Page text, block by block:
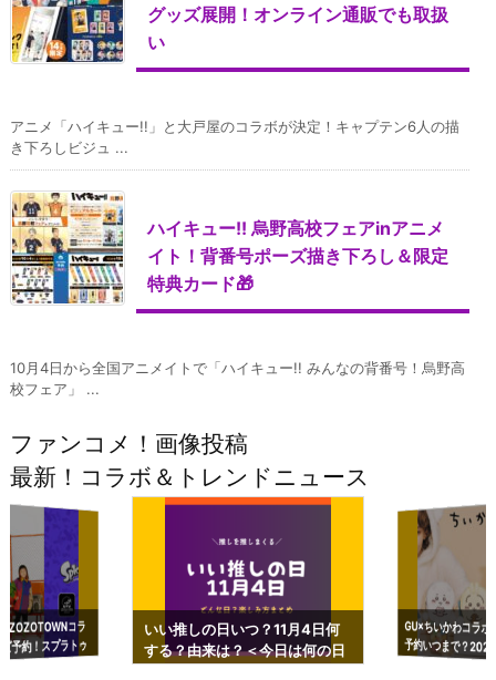
グッズ展開！オンライン通販でも取扱
い
アニメ「ハイキュー!!」と大戸屋のコラボが決定！キャプテン6人の描
き下ろしビジュ ...
ハイキュー!! 烏野高校フェアinアニメ
イト！背番号ポーズ描き下ろし＆限定
特典カード🎁
10月4日から全国アニメイトで「ハイキュー!! みんなの背番号！烏野高
校フェア」 ...
ファンコメ！画像投稿
最新！コラボ＆トレンドニュース
コラ
予約！スプラトゥ
ップも渋谷Hz
いい推しの日いつ？11月4日何
する？由来は？＜今日は何の日
GU×ちいかわコラ
予約いつまで？
ーチやショルダー